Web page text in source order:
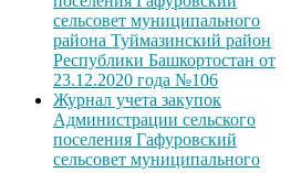
сельсовет муниципального
района Туймазинский район
Республики Башкортостан от
23.12.2020 года №106
Журнал учета закупок
Администрации сельского
поселения Гафуровский
сельсовет муниципального